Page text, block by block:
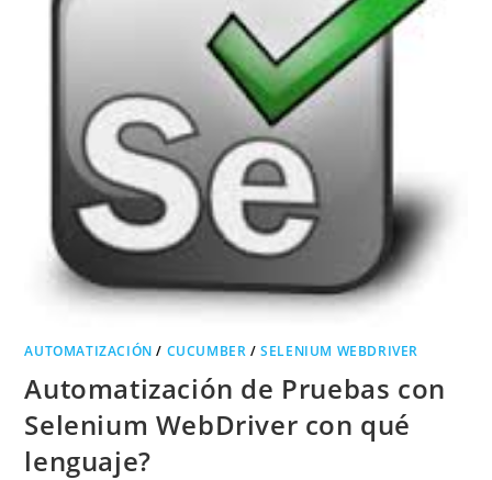
AUTOMATIZACIÓN / CUCUMBER /SELENIUM WEBDRIVER
Automatización de Pruebas con
Selenium WebDriver con qué
lenguaje?